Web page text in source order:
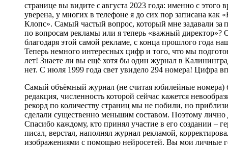
странице вы видите с августа 2023 года: именно с
уверена, у многих в телефоне я до сих пор записана
Клопс». Самый час­тый вопрос, который мне задавали за
по вопросам рекламы или я теперь «важный
благодаря этой самой рекламе, с конца прошлого года
Теперь немного интересных цифр и того, что мы
лет! Знаете ли вы ещё хотя бы один журнал в
нет. С июля 1999 года свет увидело 294 номера! Цифра
Самый объёмный журнал (не считая юбилейные номера)
редакция, численность которой сейчас кажется
рекорд по количеству страниц мы не побили, но
сделали существенно меньшим составом. Поэтому лично
Спасибо каждому, кто принял участие в его создании –
писал, верстал, наполнял журнал рекламой,
изображениями с помощью нейросетей. Вы мои личные